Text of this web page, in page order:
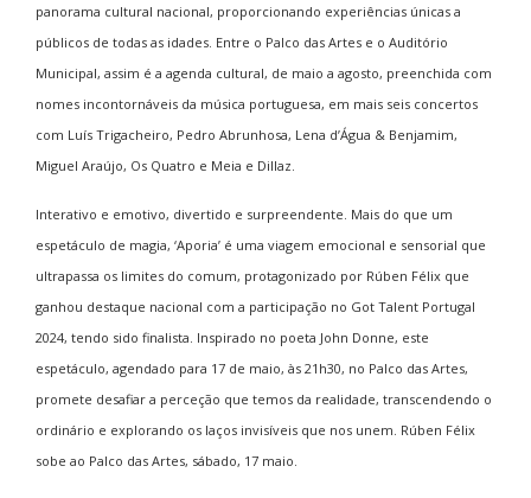
panorama cultural nacional, proporcionando experiências únicas a
públicos de todas as idades. Entre o Palco das Artes e o Auditório
Municipal, assim é a agenda cultural, de maio a agosto, preenchida com
nomes incontornáveis da música portuguesa, em mais seis concertos
com Luís Trigacheiro, Pedro Abrunhosa, Lena d’Água & Benjamim,
Miguel Araújo, Os Quatro e Meia e Dillaz.
Interativo e emotivo, divertido e surpreendente. Mais do que um
espetáculo de magia, ‘Aporia’ é uma viagem emocional e sensorial que
ultrapassa os limites do comum, protagonizado por Rúben Félix que
ganhou destaque nacional com a participação no Got Talent Portugal
2024, tendo sido finalista. Inspirado no poeta John Donne, este
espetáculo, agendado para 17 de maio, às 21h30, no Palco das Artes,
promete desafiar a perceção que temos da realidade, transcendendo o
ordinário e explorando os laços invisíveis que nos unem. Rúben Félix
sobe ao Palco das Artes, sábado, 17 maio.